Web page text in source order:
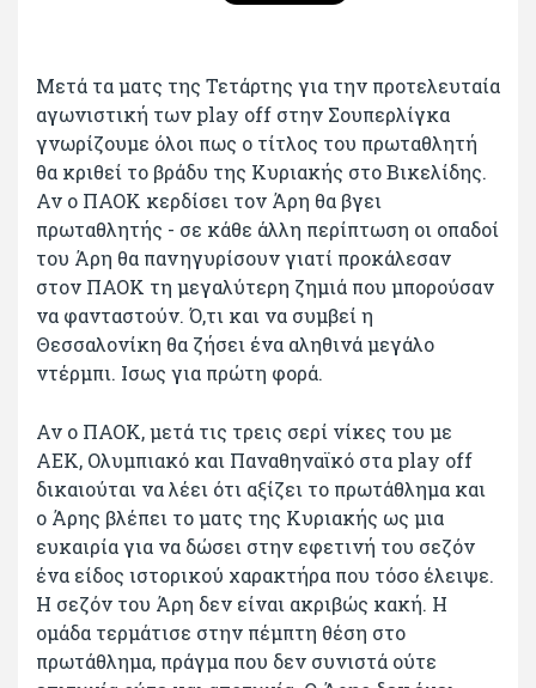
Μετά τα ματς της Τετάρτης για την προτελευταία
αγωνιστική των play off στην Σουπερλίγκα
γνωρίζουμε όλοι πως ο τίτλος του πρωταθλητή
θα κριθεί το βράδυ της Κυριακής στο Βικελίδης.
Αν ο ΠΑΟΚ κερδίσει τον Άρη θα βγει
πρωταθλητής - σε κάθε άλλη περίπτωση οι οπαδοί
του Άρη θα πανηγυρίσουν γιατί προκάλεσαν
στον ΠΑΟΚ τη μεγαλύτερη ζημιά που μπορούσαν
να φανταστούν. Ό,τι και να συμβεί η
Θεσσαλονίκη θα ζήσει ένα αληθινά μεγάλο
ντέρμπι. Ισως για πρώτη φορά.
Αν ο ΠΑΟΚ, μετά τις τρεις σερί νίκες του με
ΑΕΚ, Ολυμπιακό και Παναθηναϊκό στα play off
δικαιούται να λέει ότι αξίζει το πρωτάθλημα και
ο Άρης βλέπει το ματς της Κυριακής ως μια
ευκαιρία για να δώσει στην εφετινή του σεζόν
ένα είδος ιστορικού χαρακτήρα που τόσο έλειψε.
Η σεζόν του Άρη δεν είναι ακριβώς κακή. Η
ομάδα τερμάτισε στην πέμπτη θέση στο
πρωτάθλημα, πράγμα που δεν συνιστά ούτε